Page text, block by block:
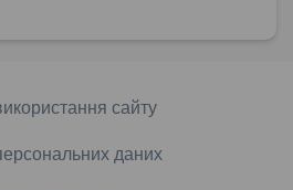
сайту
даних